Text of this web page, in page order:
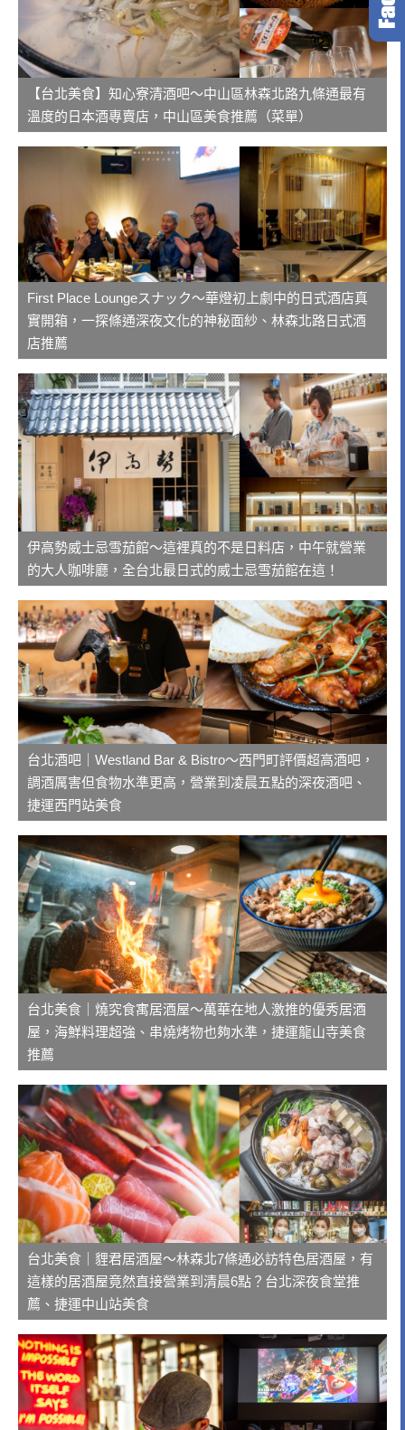
【台北美食】知心寮清酒吧～中山區林森北路九條通最有
溫度的日本酒專賣店，中山區美食推薦（菜單）
First Place Loungeスナック～華燈初上劇中的日式酒店真
實開箱，一探條通深夜文化的神秘面紗、林森北路日式酒
店推薦
伊高勢威士忌雪茄館～這裡真的不是日料店，中午就營業
的大人咖啡廳，全台北最日式的威士忌雪茄館在這！
台北酒吧｜Westland Bar & Bistro～西門町評價超高酒吧，
調酒厲害但食物水準更高，營業到凌晨五點的深夜酒吧、
捷運西門站美食
台北美食｜燒究食寓居酒屋～萬華在地人激推的優秀居酒
屋，海鮮料理超強、串燒烤物也夠水準，捷運龍山寺美食
推薦
台北美食｜貍君居酒屋～林森北7條通必訪特色居酒屋，有
這樣的居酒屋竟然直接營業到清晨6點？台北深夜食堂推
薦、捷運中山站美食